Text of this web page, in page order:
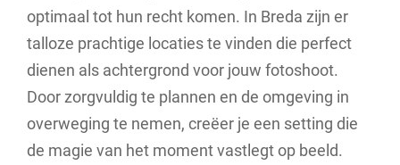
optimaal tot hun recht komen. In Breda zijn er
talloze prachtige locaties te vinden die perfect
dienen als achtergrond voor jouw fotoshoot.
Door zorgvuldig te plannen en de omgeving in
overweging te nemen, creëer je een setting die
de magie van het moment vastlegt op beeld.